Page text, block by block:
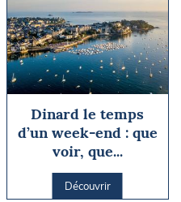
Dinard le temps
d’un week-end : que
voir, que...
Découvrir